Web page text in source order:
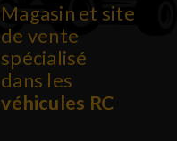
Magasin et site
de vente
spécialisé
dans les
véhicules RC